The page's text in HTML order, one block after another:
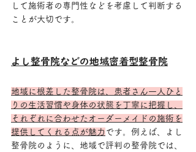
して施術者の専門性などを考慮して判断する
ことが大切です。
よし整骨院などの地域密着型整骨院
地域に根差した整骨院は、患者さん一人ひと
りの生活習慣や身体の状態を丁寧に把握し、
それぞれに合わせたオーダーメイドの施術を
提供してくれる点が魅力 です。例えば、よし
整骨院のように、地域で評判の整骨院では、